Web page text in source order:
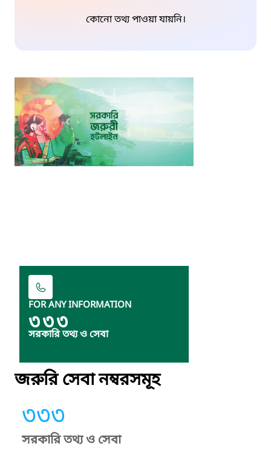
কোনো তথ্য পাওয়া যায়নি।
FOR ANY INFORMATION
৩৩৩
সরকারি তথ্য ও সেবা
জরুরি সেবা নম্বরসমূহ
৩৩৩
সরকারি তথ্য ও সেবা